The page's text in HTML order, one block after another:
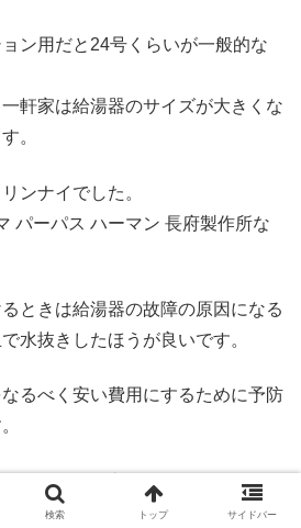
ン用だと24号くらいが一般的な
軒家は給湯器のサイズが大きくな
。
ンナイでした。
パーパス ハーマン 長府製作所な
ときは給湯器の故障の原因になる
水抜きしたほうが良いです。
るべく安い費用にするために予防
なら給湯器交換でホームセンター
めです。
検索 トップ サイドバー